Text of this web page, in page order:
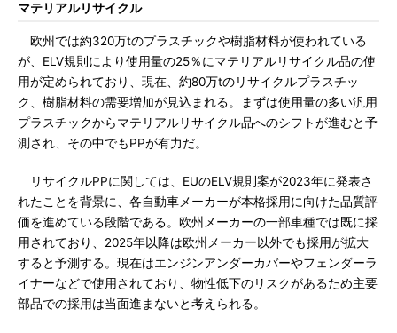
マテリアルリサイクル
欧州では約320万tのプラスチックや樹脂材料が使われている
が、ELV規則により使用量の25％にマテリアルリサイクル品の使
用が定められており、現在、約80万tのリサイクルプラスチッ
ク、樹脂材料の需要増加が見込まれる。まずは使用量の多い汎用
プラスチックからマテリアルリサイクル品へのシフトが進むと予
測され、その中でもPPが有力だ。
リサイクルPPに関しては、EUのELV規則案が2023年に発表さ
れたことを背景に、各自動車メーカーが本格採用に向けた品質評
価を進めている段階である。欧州メーカーの一部車種では既に採
用されており、2025年以降は欧州メーカー以外でも採用が拡大
すると予測する。現在はエンジンアンダーカバーやフェンダーラ
イナーなどで使用されており、物性低下のリスクがあるため主要
部品での採用は当面進まないと考えられる。